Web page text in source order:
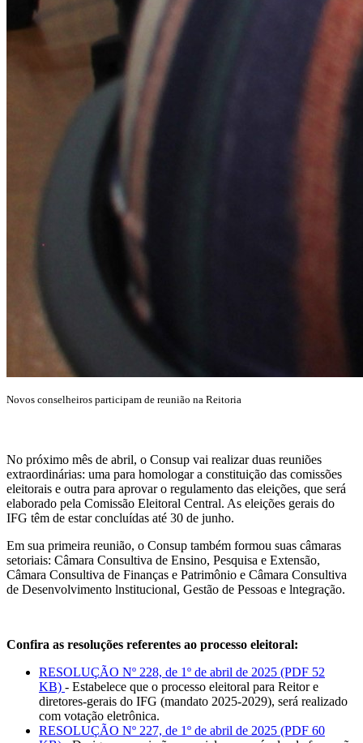
Novos conselheiros participam de reunião na Reitoria
No próximo mês de abril, o Consup vai realizar duas reuniões
extraordinárias: uma para homologar a constituição das comissões
eleitorais e outra para aprovar o regulamento das eleições, que será
elaborado pela Comissão Eleitoral Central. As eleições gerais do
IFG têm de estar concluídas até 30 de junho.
Em sua primeira reunião, o Consup também formou suas câmaras
setoriais: Câmara Consultiva de Ensino, Pesquisa e Extensão,
Câmara Consultiva de Finanças e Patrimônio e Câmara Consultiva
de Desenvolvimento lnstitucional, Gestão de Pessoas e lntegração.
Confira as resoluções referentes ao processo eleitoral:
RESOLUÇÃO Nº 228, de 1º de abril de 2025 (PDF 52
KB) - Estabelece que o processo eleitoral para Reitor e
diretores-gerais do IFG (mandato 2025-2029), será realizado
com votação eletrônica.
RESOLUÇÃO Nº 227, de 1º de abril de 2025 (PDF 60